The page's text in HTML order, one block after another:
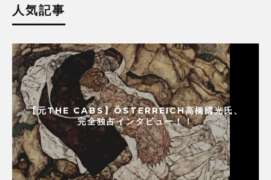
人気記事
【元THE CABS】ÖSTERREICH高橋國光氏、
完全独占インタビュー！！